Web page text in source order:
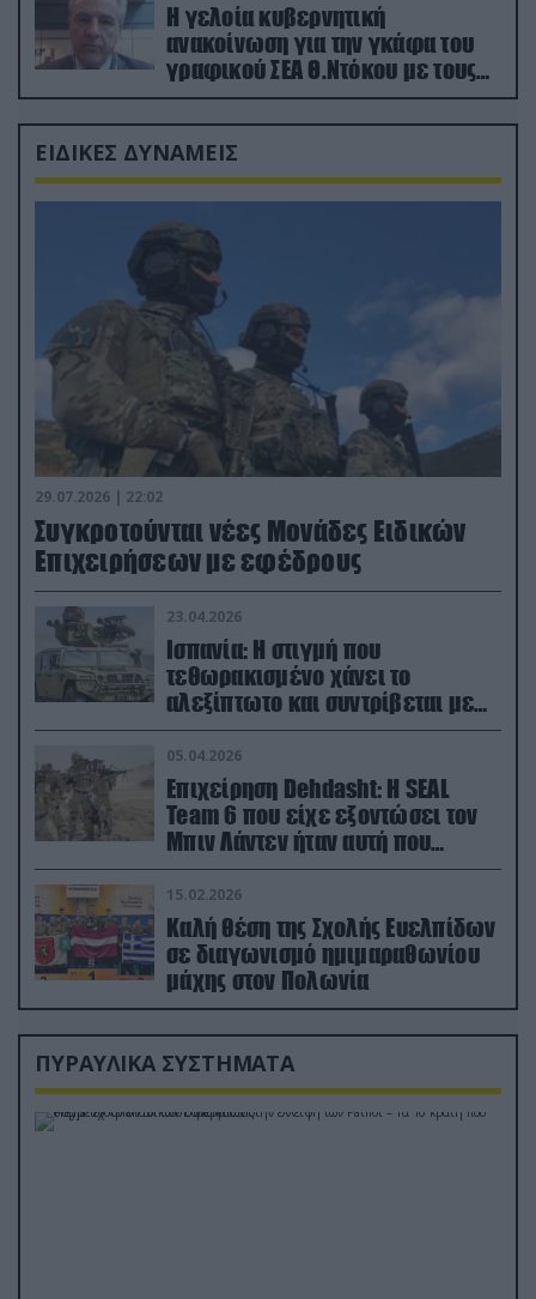
Η γελοία κυβερνητική
ανακοίνωση για την γκάφα του
γραφικού ΣΕΑ Θ.Ντόκου με τους
Ρώσους φαρσέρ
ΕΙΔΙΚΕΣ ΔΥΝΑΜΕΙΣ
29.07.2026 | 22:02
Συγκροτούνται νέες Μονάδες Ειδικών
Επιχειρήσεων με εφέδρους
23.04.2026
Ισπανία: Η στιγμή που
τεθωρακισμένο χάνει το
αλεξίπτωτο και συντρίβεται με
ορμή στο έδαφος (βίντεο)
05.04.2026
Επιχείρηση Dehdasht: Η SEAL
Team 6 που είχε εξοντώσει τον
Μπιν Λάντεν ήταν αυτή που
διέσωσε τον πιλότο του F-15
15.02.2026
Καλή θέση της Σχολής Ευελπίδων
σε διαγωνισμό ημιμαραθωνίου
μάχης στον Πολωνία
ΠΥΡΑΥΛΙΚΑ ΣΥΣΤΗΜΑΤΑ